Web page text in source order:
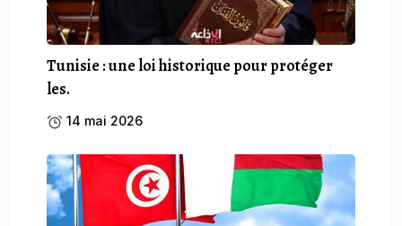
Tunisie : une loi historique pour protéger
les.
14 mai 2026